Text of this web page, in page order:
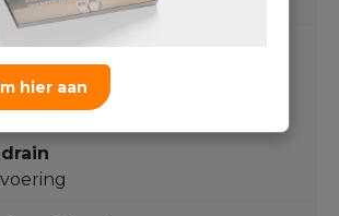
hier aandouchewand met frame,